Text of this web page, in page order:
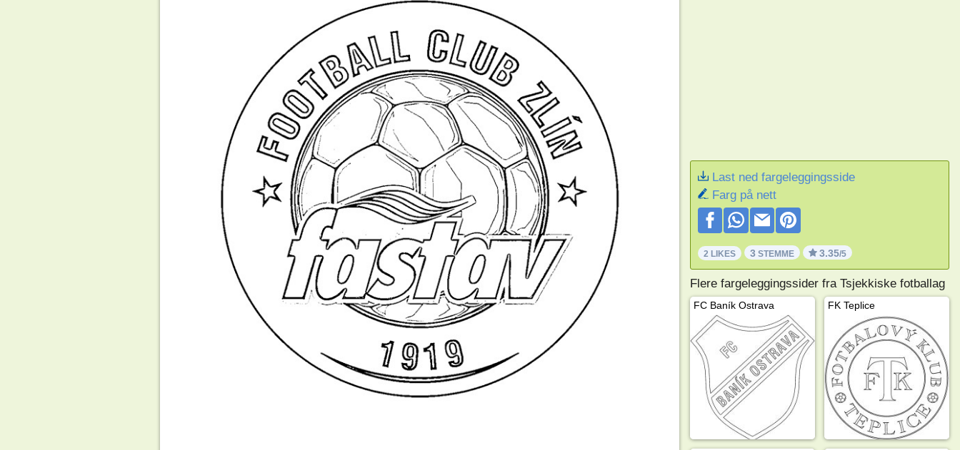
Last ned fargeleggingsside
Farg på nett
2 LIKES 3 STEMME 3.35/5
Flere fargeleggingssider fra Tsjekkiske fotballag
FC Baník Ostrava FK Teplice